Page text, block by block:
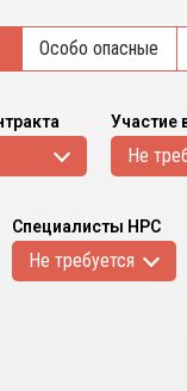
Особо опасные
Участие
Не
Специалисты НРС
Не требуется